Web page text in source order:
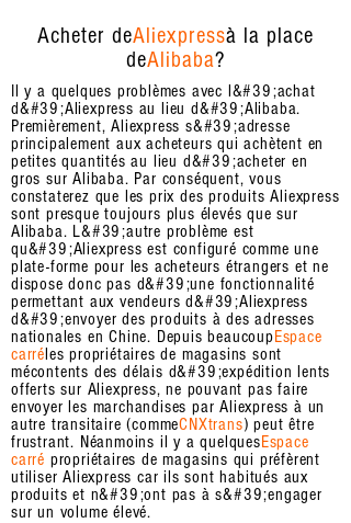
Acheter deAliexpressà la place
deAlibaba?
Il y a quelques problèmes avec l&#39;achat
d&#39;Aliexpress au lieu d&#39;Alibaba.
Premièrement, Aliexpress s&#39;adresse
principalement aux acheteurs qui achètent en
petites quantités au lieu d&#39;acheter en
gros sur Alibaba. Par conséquent, vous
constaterez que les prix des produits Aliexpress
sont presque toujours plus élevés que sur
Alibaba. L&#39;autre problème est
qu&#39;Aliexpress est configuré comme une
plate-forme pour les acheteurs étrangers et ne
dispose donc pas d&#39;une fonctionnalité
permettant aux vendeurs d&#39;Aliexpress
d&#39;envoyer des produits à des adresses
nationales en Chine. Depuis beaucoupEspace
carréles propriétaires de magasins sont
mécontents des délais d&#39;expédition lents
offerts sur Aliexpress, ne pouvant pas faire
envoyer les marchandises par Aliexpress à un
autre transitaire (commeCNXtrans) peut être
frustrant. Néanmoins il y a quelquesEspace
carré propriétaires de magasins qui préfèrent
utiliser Aliexpress car ils sont habitués aux
produits et n&#39;ont pas à s&#39;engager
sur un volume élevé.